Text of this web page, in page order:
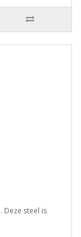
Deze steel is